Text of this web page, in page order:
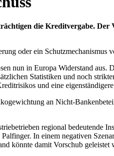
die Kreditvergabe.
oder ein Schutzmechanismus
nun in Europa Widerstand
Statistiken und noch
und eine
an Nicht-
regional
In einem negativen
könnte damit Vorschub geleistet